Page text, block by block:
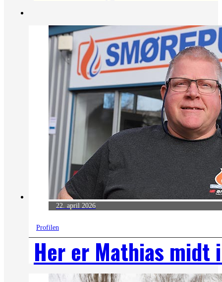
22. april 2026
Profilen
Her er Mathias midt